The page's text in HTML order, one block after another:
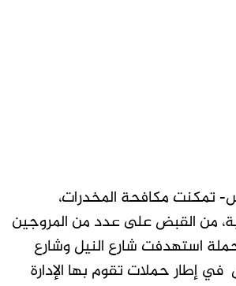
تمكنت مكافحة المخدرات،
من القبض على عدد من المروجين
استهدفت شارع النيل وشارع
في إطار حملات تقوم بها الإدارة